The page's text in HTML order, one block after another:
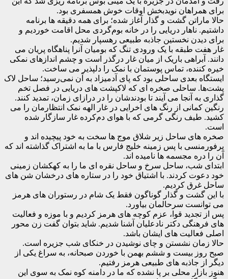
نویدبخش اوقات خوش همسفری بود.
گشت و گذار آغاز شده؛ برای همه دقیقه ها برنامه
دریایی را در خانه بوم‌گردی محل اقامت خوردیم و
نخستین جاذبه طبیعی رهسپار شدیم.
با یک ورودی تنگ که بومیان آنرا پناهگاه پریان می
باریک از میان غار درگذر است و چشم اندازهای نمکی
تماس پوستمان با نمک را دلپذیر می ساخت.
بعدی ساحلی بود که پای آدمیزاد به آن نمی‌رسید؛ ساحل لاک
صخره ای که لاکپشت های دریایی در فصل تخم
آنجا می آیند تا بودندشان را در درازای زمان، تمدید کنند.
از رنگ های اخرایی در غار الهه نمک انتظارمان را می
رنگی گرمی که با هوای دم‌کرده غار سازگار شده
ساحل زیر شلاق موج ها سخت به خود پیچیده اند و
با پس زمینه خلیج فارس با ما به اشتراک گذاشته اند که
مجسمه ها نامیده اند.
ساحل سرخ و ساحل نقره ای ما را به کهکشان زمینی
کردند. با اشتیاق خود را در ستاره های درخشان شن های
کردیم.
و گذار گوناگون فقط یک شام در رستوران های هرمز
سرحالمان بیاورد.
قوا، عزم کوچه های هرمز کردیم و با موزه و فعالیت
دکتر نادعلیان آشنا شدیم. شاید بتوان گفت زن محور
های ایشان باشد.
نشستن و چای نوشیدن در خنکای شب جزیره است.
بیست و ششم بهمن با خوردن صبحانه، به سراغ یکی از
های طبیعی هرمز رفتیم.
محلی بر پا نشده که ما در دامنه کوه نمک به سوی این